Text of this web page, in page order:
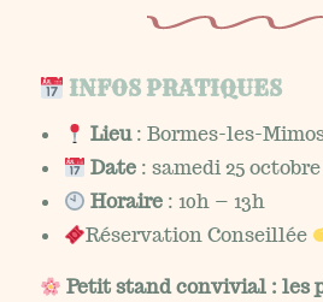
INFOS PRATIQUES
Lieu: Bormes-les-
Date: samedi 25 octobre
Horaire: 10h – 13h
Réservation Conseillée
Petit stand convivial : les